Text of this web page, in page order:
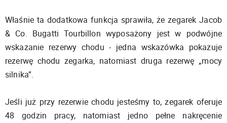
Właśnie ta dodatkowa funkcja sprawiła, że zegarek Jacob
& Co. Bugatti Tourbillon wyposażony jest w podwójne
wskazanie rezerwy chodu - jedna wskazówka pokazuje
rezerwę chodu zegarka, natomiast druga rezerwę „mocy
silnika”.
Jeśli już przy rezerwie chodu jesteśmy to, zegarek oferuje
48 godzin pracy, natomiast jedno pełne nakręcenie